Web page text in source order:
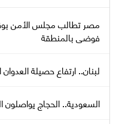
مصر تطالب مجلس الأمن
فوضى بالمنطقة
لبنان.. ارتفاع حصيلة العدوان
السعودية.. الحجاج يواصلون